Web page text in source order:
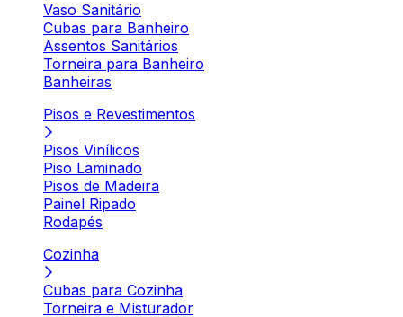
Vaso Sanitário
Cubas para Banheiro
Assentos Sanitários
Torneira para Banheiro
Banheiras
Pisos e Revestimentos
Pisos Vinílicos
Piso Laminado
Pisos de Madeira
Painel Ripado
Rodapés
Cozinha
Cubas para Cozinha
Torneira e Misturador